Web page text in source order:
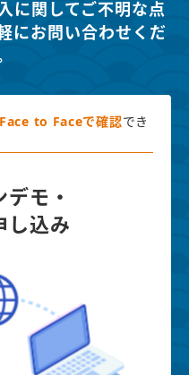
に関してご不明な点
にお問い合わせくだ
Face to Faceで確認 でき
モ・
し込み